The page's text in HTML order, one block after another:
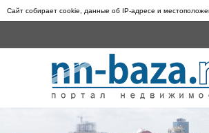
Сайт собирает cookie, данные об IP-адресе и